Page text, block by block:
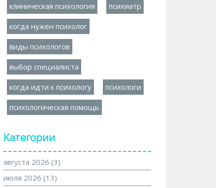
клиническая психология психиатр
когда нужен психолог
виды психологов
выбор специалиста
когда идти к психологу психологи
психологическая помощь
Категории
августа 2026 (3)
июля 2026 (13)